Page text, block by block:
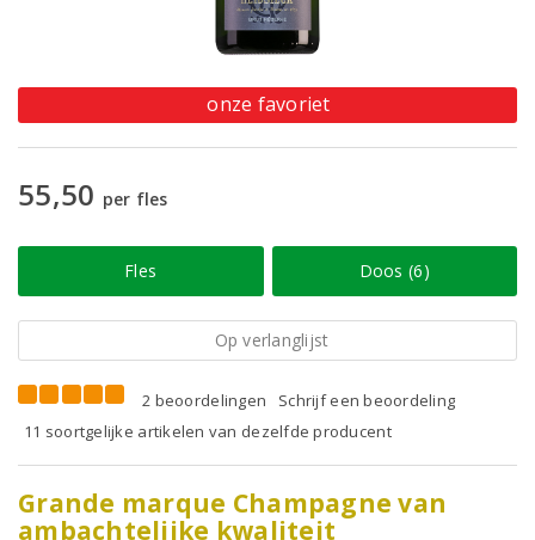
onze favoriet
55,50 per fles
Fles Doos (6)
Op verlanglijst
2 beoordelingen
Schrijf een beoordeling
11 soortgelijke artikelen van dezelfde producent
Grande marque Champagne van
ambachtelijke kwaliteit